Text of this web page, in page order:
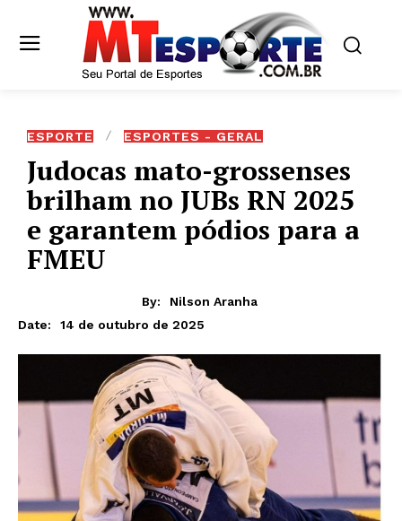
ESPORTE ESPORTES - GERAL
Judocas mato-grossenses
brilham no JUBs RN 2025
e garantem pódios para a
FMEU
By:
Nilson Aranha
Date:
14 de outubro de 2025